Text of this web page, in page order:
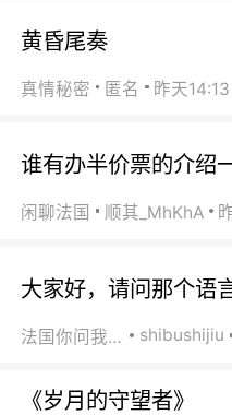
黄昏尾奏
真情秘密 匿名 昨天14:13
谁有办半价票的介绍
闲聊法国 顺其_MhKhA
大家好，请问那个语
法国你问我答 shibushijiu
《岁月的守望者》